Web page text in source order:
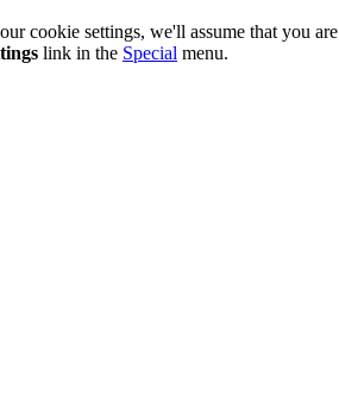
cookie settings, we'll assume that you are
link in the Special menu.